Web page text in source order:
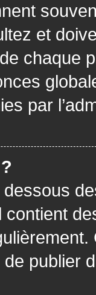
et
chaque
par
contient
publier